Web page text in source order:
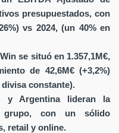
presupuestados, con
vs 2024, (un 40% en
se situó en 1.357,1M€,
de 42,6M€ (+3,2%)
divisa constante).
y Argentina lideran la
con un sólido
retail y online.